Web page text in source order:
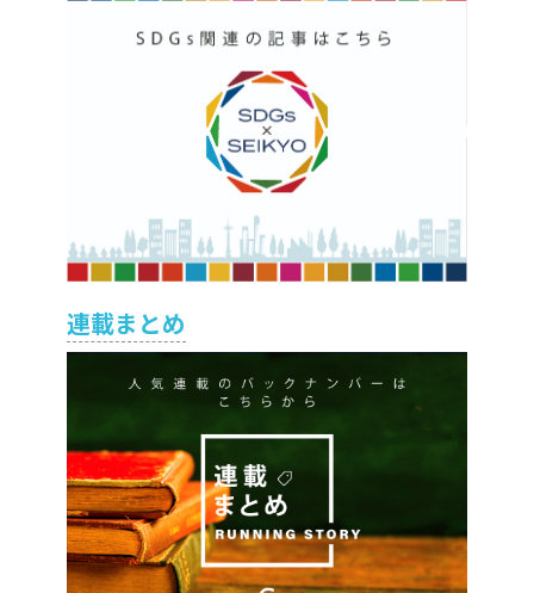
連載まとめ